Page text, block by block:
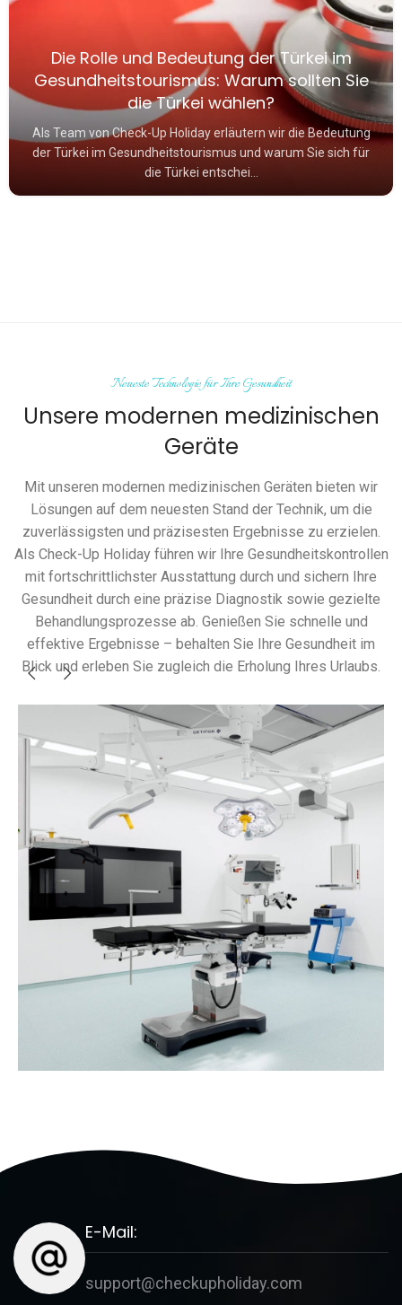
Die Rolle und Bedeutung der Türkei im
Gesundheitstourismus: Warum sollten Sie
die Türkei wählen?
Als Team von Check-Up Holiday erläutern wir die Bedeutung
der Türkei im Gesundheitstourismus und warum Sie sich für
die Türkei entschei...
Neueste Technologie für Ihre Gesundheit
Unsere modernen medizinischen
Geräte
Mit unseren modernen medizinischen Geräten bieten wir
Lösungen auf dem neuesten Stand der Technik, um die
zuverlässigsten und präzisesten Ergebnisse zu erzielen.
Als Check-Up Holiday führen wir Ihre Gesundheitskontrollen
mit fortschrittlichster Ausstattung durch und sichern Ihre
Gesundheit durch eine präzise Diagnostik sowie gezielte
Behandlungsprozesse ab. Genießen Sie schnelle und
effektive Ergebnisse – behalten Sie Ihre Gesundheit im
Blick und erleben Sie zugleich die Erholung Ihres Urlaubs.
E-Mail:
support@checkupholiday.com